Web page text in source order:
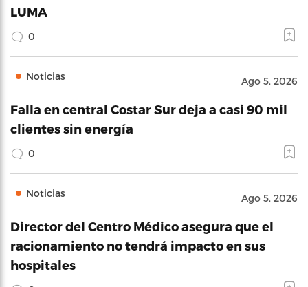
LUMA
0
Noticias Ago 5, 2026
Falla en central Costar Sur deja a casi 90 mil
clientes sin energía
0
Noticias Ago 5, 2026
Director del Centro Médico asegura que el
racionamiento no tendrá impacto en sus
hospitales